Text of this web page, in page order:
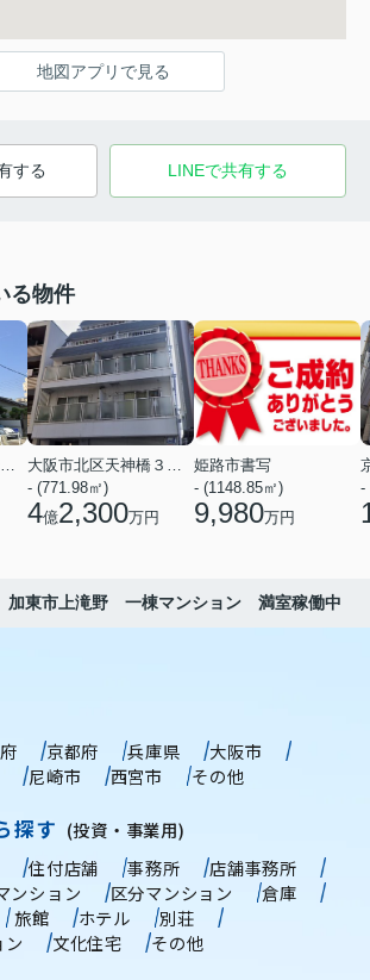
地図アプリで見る
する LINEで共有する
る物件
- (771.98㎡)
4億2,300万円
姫路市書写
- (1148.85㎡)
9,980万円
-
加東市上滝野 一棟マンション 満室稼働中
京都府 兵庫県
大阪市
尼崎市 西宮市 その他
探す (投資・事業用)
住付店舗 事務所
店舗事務所
ンション 区分マンション
倉庫
旅館 ホテル
別荘
ン
文化住宅 その他